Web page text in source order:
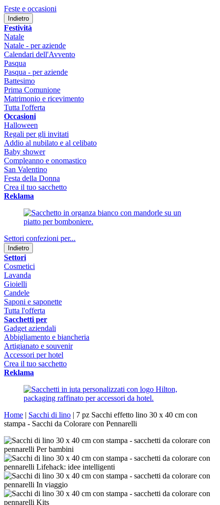
Feste e occasioni
Indietro
Festività
Natale
Natale - per aziende
Calendari dell'Avvento
Pasqua
Pasqua - per aziende
Battesimo
Prima Comunione
Matrimonio e ricevimento
Tutta l'offerta
Occasioni
Halloween
Regali per gli invitati
Addio al nubilato e al celibato
Baby shower
Compleanno e onomastico
San Valentino
Festa della Donna
Crea il tuo sacchetto
Reklama
Settori confezioni per...
Indietro
Settori
Cosmetici
Lavanda
Gioielli
Candele
Saponi e saponette
Tutta l'offerta
Sacchetti per
Gadget aziendali
Abbigliamento e biancheria
Artigianato e souvenir
Accessori per hotel
Crea il tuo sacchetto
Reklama
Home | Sacchi di lino | 7 pz Sacchi effetto lino 30 x 40 cm con
stampa - Sacchi da Colorare con Pennarelli